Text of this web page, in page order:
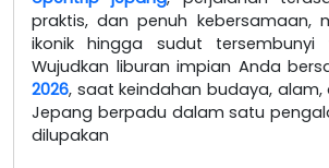
praktis, dan penuh kebersamaan,
ikonik hingga sudut tersembunyi
Wujudkan liburan impian Anda
2026, saat keindahan budaya,
Jepang berpadu dalam satu
dilupakan